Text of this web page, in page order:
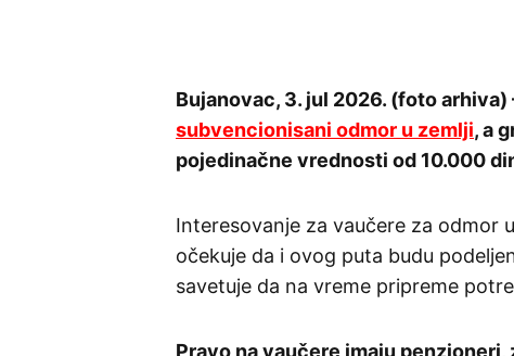
Bujanovac, 3. jul 2026. (foto
subvencionisani odmor u zemlji, a
pojedinačne vrednosti od 10.000
Interesovanje za vaučere za odmor
očekuje da i ovog puta budu
savetuje da na vreme pripreme